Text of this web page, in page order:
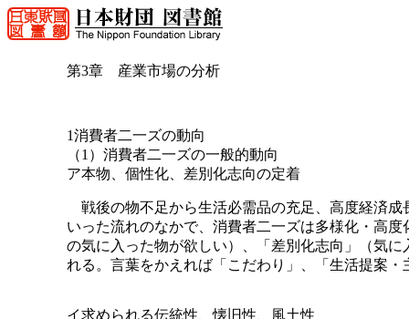
第3章 産業市場の分析
1消費者二一ズの動向
（1）消費者二一ズの一般的動向
ア本物、個性化、差別化志向の定着
戦後の物不足から生活必需品の充足、高度経済成
いった流れのなかで、消費者二一ズは多様化・高
の気に入った物が欲しい）、「差別化志向」（気
れる。言葉をかえれば「こだわり」、「生活提案
イ求められる伝統性、懐旧性、風土性